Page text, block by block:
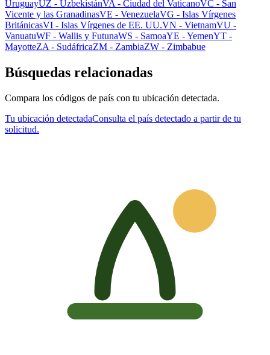
UruguayUZ - UzbekistánVA- Ciudad del VaticanoVC - San
Vicente y las GranadinasVE - VenezuelaVG - Islas Vírgenes
BritánicasVI - Islas Vírgenes de EE. UU.VN - VietnamVU -
VanuatuWF - Wallis y FutunaWS - SamoaYE -YemenYT -
MayotteZA- SudáfricaZM - ZambiaZW - Zimbabue
Búsquedas relacionadas
Compara los códigos de país con tu ubicación detectada.
Tu ubicación detectadaConsulta el país detectado a partir de tu
solicitud.